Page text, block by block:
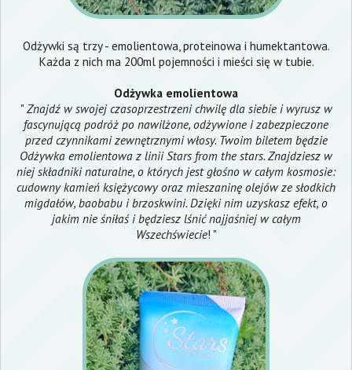
Odżywki są trzy - emolientowa, proteinowa i humektantowa.
Każda z nich ma 200ml pojemności i mieści się w tubie.
Odżywka emolientowa
"Znajdź w swojej czasoprzestrzeni chwilę dla siebie i wyrusz w
fascynującą podróż po nawilżone, odżywione i zabezpieczone
przed czynnikami zewnętrznymi włosy. Twoim biletem będzie
Odżywka emolientowa z linii Stars from the stars. Znajdziesz w
niej składniki naturalne, o których jest głośno w całym kosmosie:
cudowny kamień księżycowy oraz mieszaninę olejów ze słodkich
migdałów, baobabu i brzoskwini. Dzięki nim uzyskasz efekt, o
jakim nie śniłaś i będziesz lśnić najjaśniej w całym
Wszechświecie! "